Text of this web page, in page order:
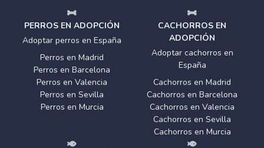
PERROS EN ADOPCIÓN
Adoptar perros en España
Perros en Madrid
Perros en Barcelona
Perros en Valencia
Perros en Sevilla
Perros en Murcia
CACHORROS EN
ADOPCIÓN
Adoptar cachorros en
España
Cachorros en Madrid
Cachorros en Barcelona
Cachorros en Valencia
Cachorros en Sevilla
Cachorros en Murcia